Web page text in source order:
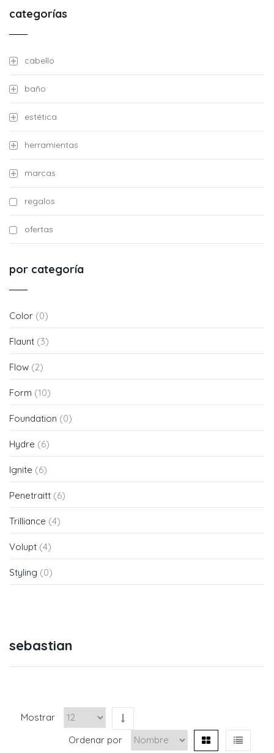
categorías
cabello
baño
estética
herramientas
marcas
regalos
ofertas
por categoría
Color (0)
Flaunt (3)
Flow (2)
Form (10)
Foundation (0)
Hydre (6)
Ignite (6)
Penetraitt (6)
Trilliance (4)
Volupt (4)
Styling (0)
sebastian
Mostrar
Ordenar por